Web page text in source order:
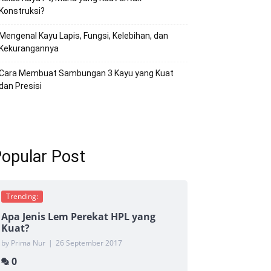
Kayu Lapis, Fungsi, Kelebihan, dan
Membuat Sambungan 3 Kayu yang Kuat
Presisi
Post
Trending:
Apa Jenis Lem Perekat HPL yang
Kuat?
by Prima Nur | 26 September 2017
0